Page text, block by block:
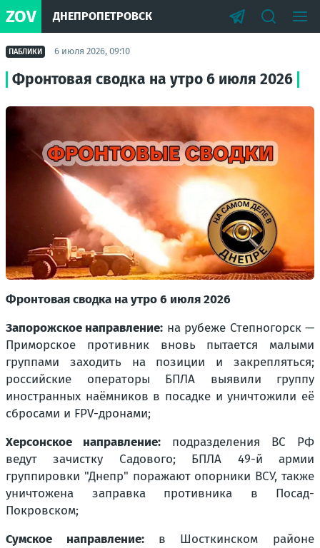
ZOV ДНЕПРОПЕТРОВСК
ПАБЛИКИ 6 июля 2026, 09:10
Фронтовая сводка на утро 6 июля 2026
Фронтовая сводка на утро 6 июля 2026
Запорожское направление: на рубеже Степногорск —
Приморское противник вновь пытается малыми
группами заходить на позиции и закрепляться;
российские операторы БПЛА выявили группу
иностранных наёмников в посадке и уничтожили её
сбросами и FPV-дронами;
Херсонское направление: подразделения ВС РФ
ведут зачистку Садового; БПЛА 49-й армии
группировки "Днепр" поражают опорники ВСУ, также
уничтожена заправка противника в Посад-
Покровском;
Сумское направление: в Шосткинском районе